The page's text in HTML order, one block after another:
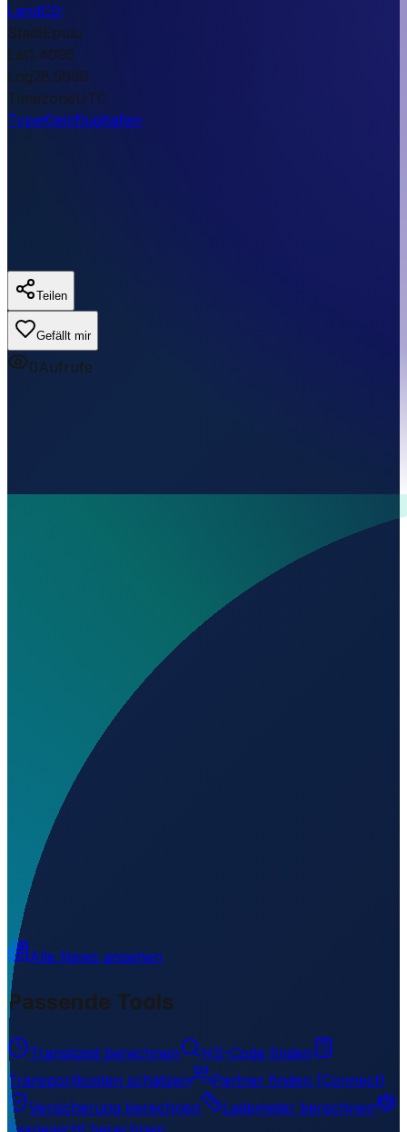
LandCD
StadtEpulu
Lat1.4095
Lng28.5699
TimezoneUTC
TypeKleinflughafen
Teilen
Gefällt mir
0Aufrufe
Wo liegt Epulu Airport?
Wird geladen...
Alle News ansehen
Passende Tools
Transitzeit berechnen
HS-Code finden
Transportkosten schätzen
Partner finden (Connect)
Versicherung berechnen
Lademeter berechnen